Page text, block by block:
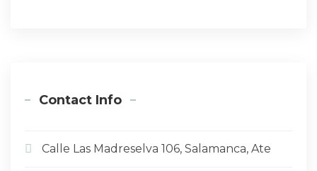
Contact Info
Calle Las Madreselva 106, Salamanca, Ate